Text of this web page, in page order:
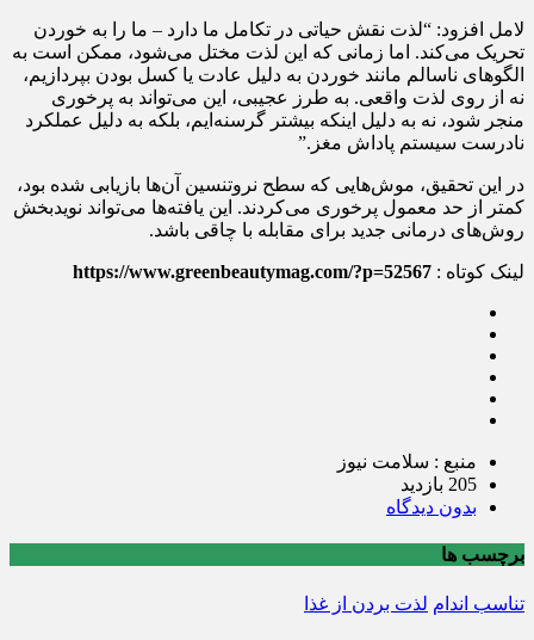
لامل افزود: “لذت نقش حیاتی در تکامل ما دارد – ما را به خوردن
تحریک می‌کند. اما زمانی که این لذت مختل می‌شود، ممکن است به
الگوهای ناسالم مانند خوردن به دلیل عادت یا کسل بودن بپردازیم،
نه از روی لذت واقعی. به طرز عجیبی، این می‌تواند به پرخوری
منجر شود، نه به دلیل اینکه بیشتر گرسنه‌ایم، بلکه به دلیل عملکرد
نادرست سیستم پاداش مغز.”
در این تحقیق، موش‌هایی که سطح نروتنسین آن‌ها بازیابی شده بود،
کمتر از حد معمول پرخوری می‌کردند. این یافته‌ها می‌تواند نویدبخش
روش‌های درمانی جدید برای مقابله با چاقی باشد.
لینک کوتاه : https://www.greenbeautymag.com/?p=52567
منبع : سلامت نیوز
205 بازدید
بدون دیدگاه
برچسب ها
تناسب اندام لذت بردن از غذا